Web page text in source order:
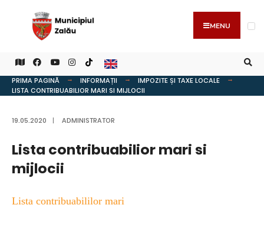
MENU
PRIMA PAGINĂ INFORMAȚII
IMPOZITE ȘI TAXE LOCALE
LISTA CONTRIBUABILIOR MARI SI MIJLOCII
19.05.2020 | ADMINISTRATOR
Lista contribuabilior mari si
mijlocii
Lista contribuabililor mari